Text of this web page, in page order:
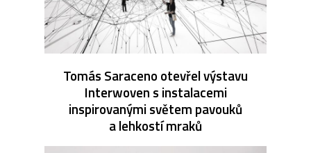
Tomás Saraceno otevřel výstavu
Interwoven s instalacemi
inspirovanými světem pavouků
a lehkostí mraků